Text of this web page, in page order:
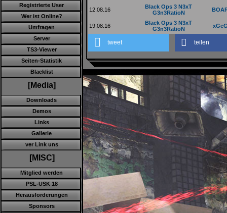
Registrierte User
Wer ist Online?
Umfragen
Server
TS3-Viewer
Seiten-Statistik
Blacklist
[Media]
Downloads
Demos
Links
Gallerie
ver Link uns
[MISC]
Mitglied werden
PSL-USK 18
Herausforderungen
Sponsors
12.08.16
Black Ops 3 N3xT
G3n3RatioN
19.08.16
Black Ops 3 N3xT
G3n3RatioN
tweet teilen